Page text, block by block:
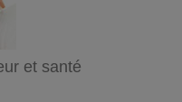
et santé